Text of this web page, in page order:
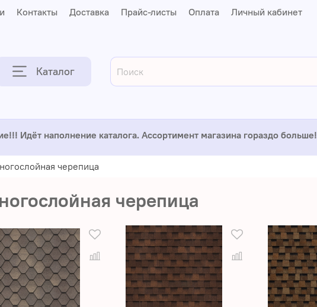
Контакты Доставка Прайс-листы Оплата Личный кабинет
Каталог
Идёт наполнение каталога. Ассортимент магазина гораздо больше!
черепица
черепица